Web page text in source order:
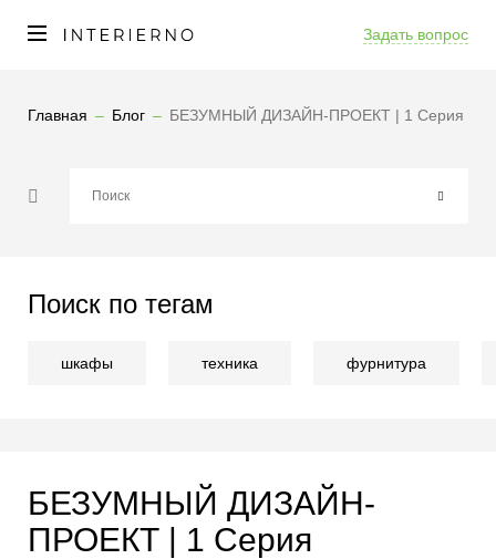
Задать вопрос
Главная Блог БЕЗУМНЫЙ ДИЗАЙН-ПРОЕКТ | 1 Серия
Поиск по тегам
шкафы техника фурнитура
БЕЗУМНЫЙ ДИЗАЙН-
ПРОЕКТ | 1 Серия